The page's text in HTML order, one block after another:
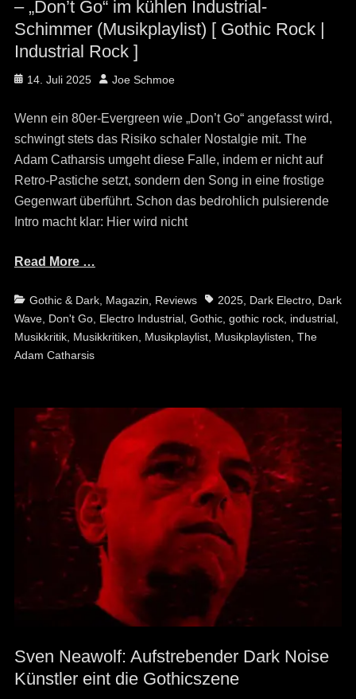
– „Don’t Go“ im kühlen Industrial-
Schimmer (Musikplaylist) [ Gothic Rock |
Industrial Rock ]
Posted
14. Juli 2025 Author
Joe Schmoe
Wenn ein 80er-Evergreen wie „Don’t Go“ angefasst wird,
schwingt stets das Risiko schaler Nostalgie mit. The
Adam Catharsis umgeht diese Falle, indem er nicht auf
Retro-Pastiche setzt, sondern den Song in eine frostige
Gegenwart überführt. Schon das bedrohlich pulsierende
Intro macht klar: Hier wird nicht
Read More …
Categories
Gothic & Dark, Magazin, Reviews Tags2025, Dark Electro, Dark
Wave, Don't Go, Electro Industrial, Gothic, gothic rock, industrial,
Musikkritik, Musikkritiken, Musikplaylist, Musikplaylisten, The
Adam Catharsis
Sven Neawolf: Aufstrebender Dark Noise
Künstler eint die Gothicszene